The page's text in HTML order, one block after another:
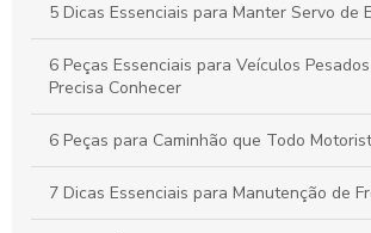
5 Dicas Essenciais para Manter Servo de
6 Peças Essenciais para Veículos
Precisa Conhecer
6 Peças para Caminhão que Todo
7 Dicas Essenciais para Manutenção de